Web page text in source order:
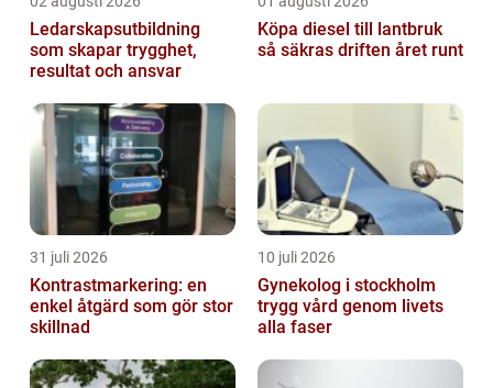
Ledarskapsutbildning
som skapar trygghet,
resultat och ansvar
Köpa diesel till lantbruk
så säkras driften året runt
31 juli 2026
Kontrastmarkering: en
enkel åtgärd som gör stor
skillnad
10 juli 2026
Gynekolog i stockholm
trygg vård genom livets
alla faser